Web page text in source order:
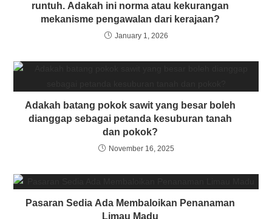
runtuh. Adakah ini norma atau kekurangan
mekanisme pengawalan dari kerajaan?
January 1, 2026
Adakah batang pokok sawit yang besar boleh
dianggap sebagai petanda kesuburan tanah
dan pokok?
November 16, 2025
Pasaran Sedia Ada Membaloikan Penanaman
Limau Madu